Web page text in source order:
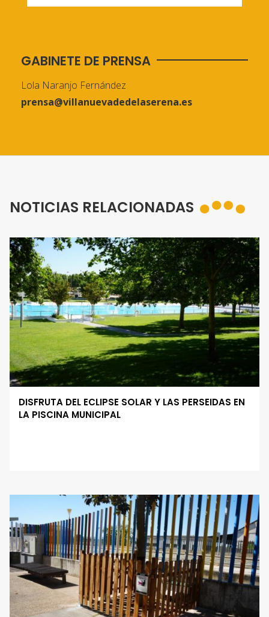
GABINETE DE PRENSA
Lola Naranjo Fernández
prensa@villanuevadedelaserena.es
NOTICIAS RELACIONADAS
DISFRUTA DEL ECLIPSE SOLAR Y LAS PERSEIDAS EN
LA PISCINA MUNICIPAL